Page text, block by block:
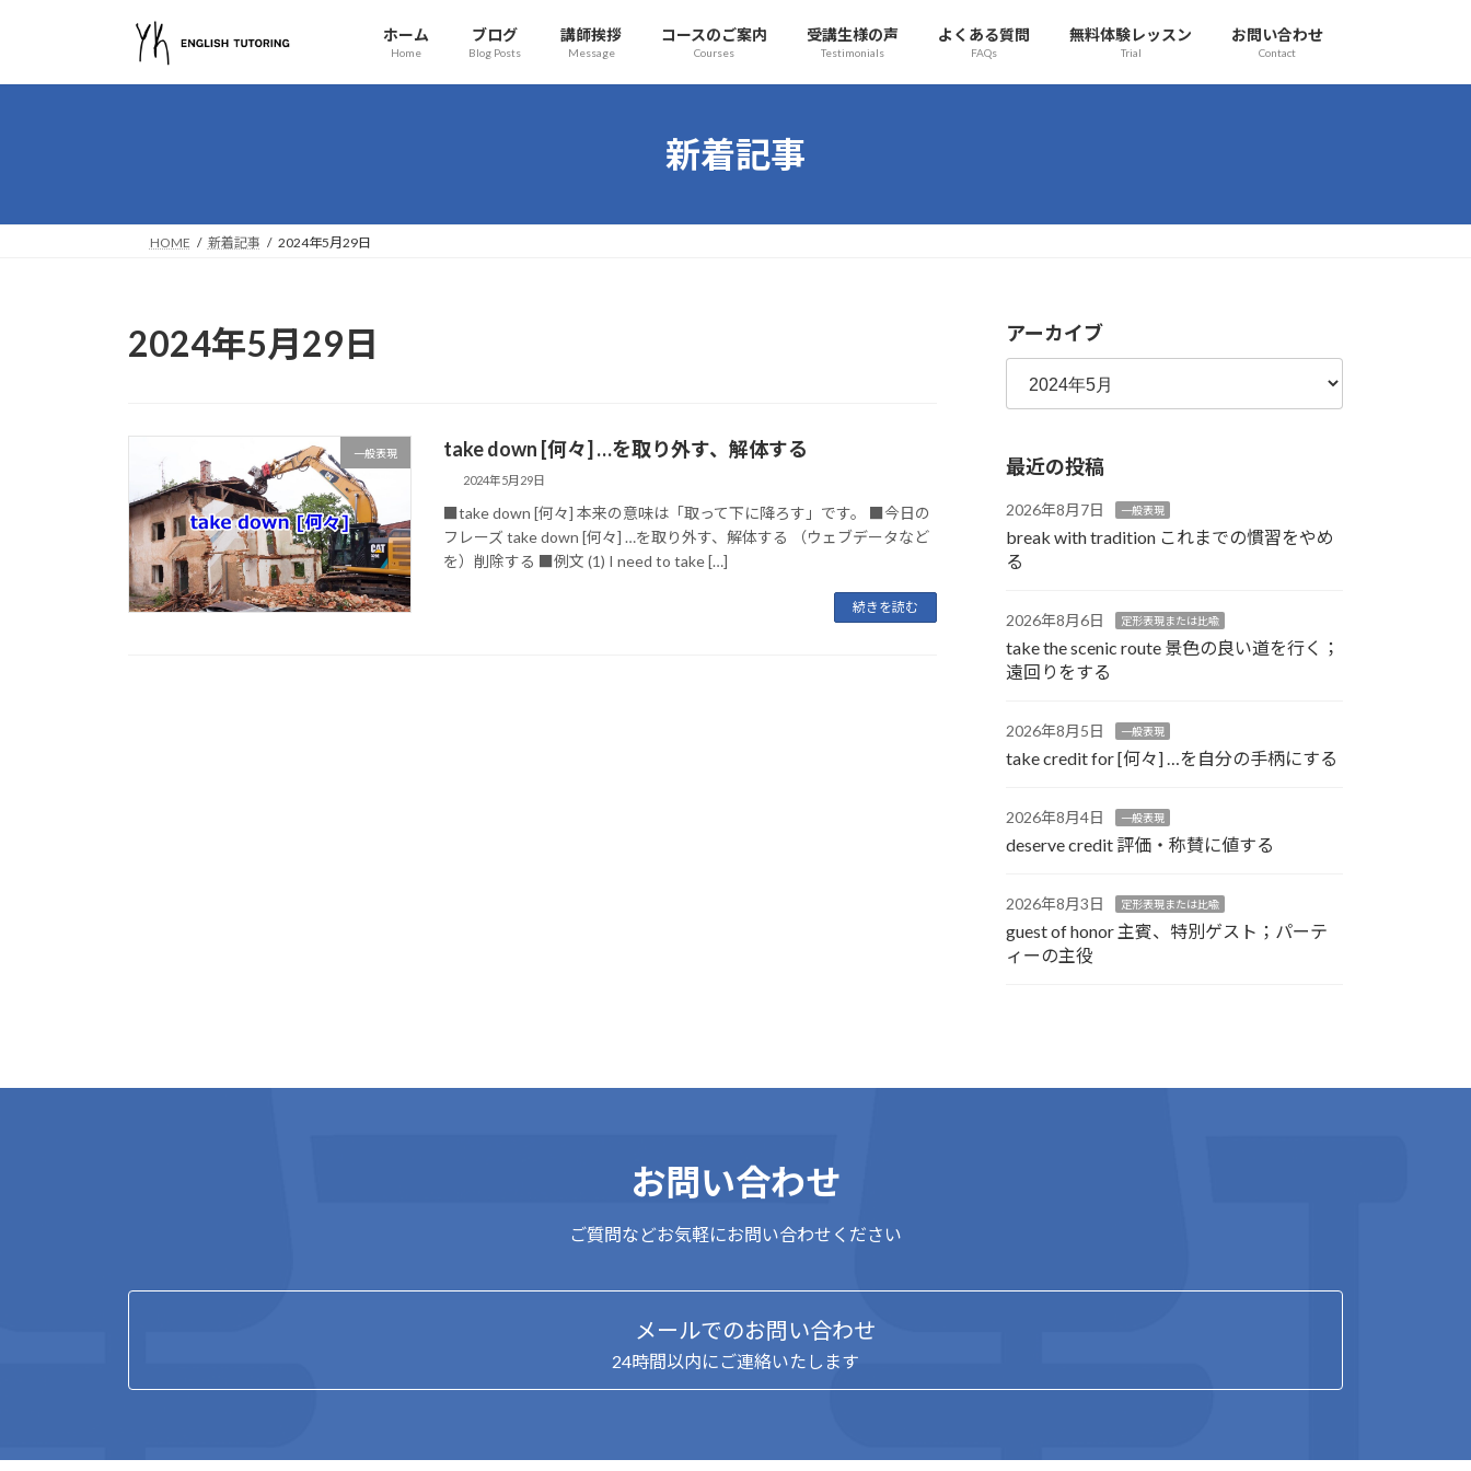
ン
ッ
ー
移
ホーム
Home
ブログ
Blog Posts
講師挨拶
Message
コースのご案内
Courses
受講生様の声
Testimonials
よくある質問
FAQs
無料体験レッスン
Trial
お問い合わせ
Contact
新着記事
HOME 新着記事 2024年5月29日
2024年5月29日
一般表現 take down [何々] …を取り外す、解体する
2024年5月29日
■take down [何々] 本来の意味は「取って下に降ろす」です。 ■今日の
フレーズ take down [何々] …を取り外す、解体する （ウェブデータなど
を）削除する ■例文 (1) I need to take […]
続きを読む
アーカイブ
最近の投稿
2026年8月7日 一般表現
break with tradition これまでの慣習をやめ
る
2026年8月6日 定形表現または比喩
take the scenic route 景色の良い道を行く；
遠回りをする
2026年8月5日 一般表現
take credit for [何々] …を自分の手柄にする
2026年8月4日 一般表現
deserve credit 評価・称賛に値する
2026年8月3日 定形表現または比喩
guest of honor 主賓、特別ゲスト；パーテ
ィーの主役
お問い合わせ
ご質問などお気軽にお問い合わせください
メールでのお問い合わせ
24時間以内にご連絡いたします